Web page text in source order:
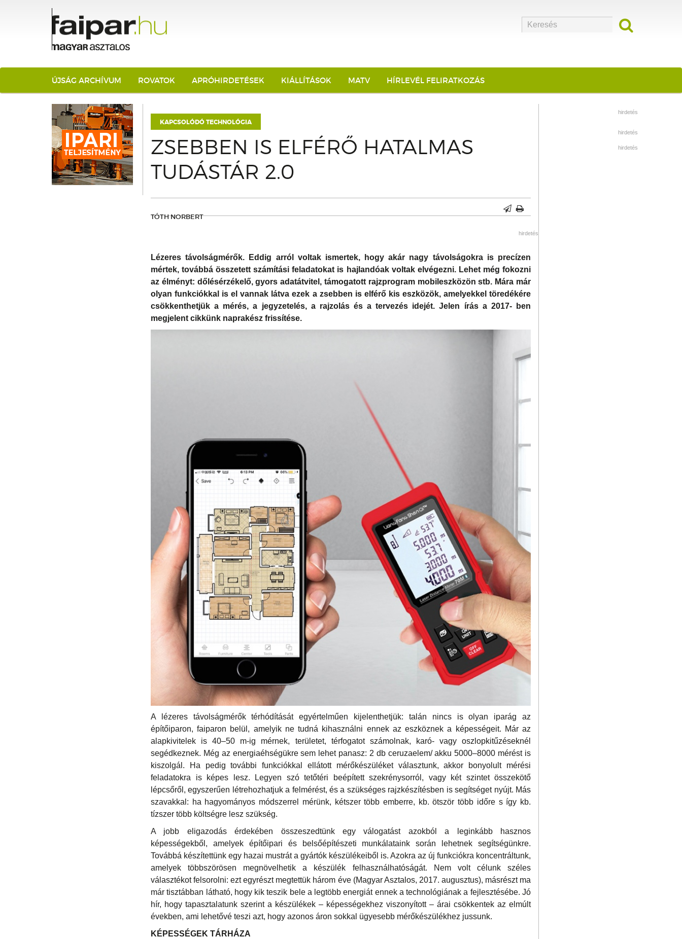
ÚJSÁG ARCHÍVUM ROVATOK APRÓHIRDETÉSEK KIÁLLÍTÁSOK MATV HÍRLEVÉL FELIRATKOZÁS
KAPCSOLÓDÓ TECHNOLÓGIA
ZSEBBEN IS ELFÉRŐ HATALMAS
TUDÁSTÁR 2.0
TÓTH NORBERT
hirdetés
Lézeres távolságmérők. Eddig arról voltak ismertek, hogy akár nagy távolságokra is precízen
mértek, továbbá összetett számítási feladatokat is hajlandóak voltak elvégezni. Lehet még fokozni
az élményt: dőlésérzékelő, gyors adatátvitel, támogatott rajzprogram mobileszközön stb. Mára már
olyan funkciókkal is el vannak látva ezek a zsebben is elférő kis eszközök, amelyekkel töredékére
csökkenthetjük a mérés, a jegyzetelés, a rajzolás és a tervezés idejét. Jelen írás a 2017- ben
megjelent cikkünk naprakész frissítése.
A lézeres távolságmérők térhódítását egyértelműen kijelenthetjük: talán nincs is olyan iparág az
építőiparon, faiparon belül, amelyik ne tudná kihasználni ennek az eszköznek a képességeit. Már az
alapkivitelek is 40–50 m-ig mérnek, területet, térfogatot számolnak, karó- vagy oszlopkitűzéseknél
segédkeznek. Még az energiaéhségükre sem lehet panasz: 2 db ceruzaelem/ akku 5000–8000 mérést is
kiszolgál. Ha pedig további funkciókkal ellátott mérőkészüléket választunk, akkor bonyolult mérési
feladatokra is képes lesz. Legyen szó tetőtéri beépített szekrénysorról, vagy két szintet összekötő
lépcsőről, egyszerűen létrehozhatjuk a felmérést, és a szükséges rajzkészítésben is segítséget nyújt. Más
szavakkal: ha hagyományos módszerrel mérünk, kétszer több emberre, kb. ötször több időre s így kb.
tízszer több költségre lesz szükség.
A jobb eligazodás érdekében összeszedtünk egy válogatást azokból a leginkább hasznos
képességekből, amelyek építőipari és belsőépítészeti munkálataink során lehetnek segítségünkre.
Továbbá készítettünk egy hazai mustrát a gyártók készülékeiből is. Azokra az új funkciókra koncentráltunk,
amelyek többszörösen megnövelhetik a készülék felhasználhatóságát. Nem volt célunk széles
választékot felsorolni: ezt egyrészt megtettük három éve (Magyar Asztalos, 2017. augusztus), másrészt ma
már tisztábban látható, hogy kik teszik bele a legtöbb energiát ennek a technológiának a fejlesztésébe. Jó
hír, hogy tapasztalatunk szerint a készülékek – képességekhez viszonyított – árai csökkentek az elmúlt
években, ami lehetővé teszi azt, hogy azonos áron sokkal ügyesebb mérőkészülékhez jussunk.
KÉPESSÉGEK TÁRHÁZA
hirdetés
hirdetés
hirdetés